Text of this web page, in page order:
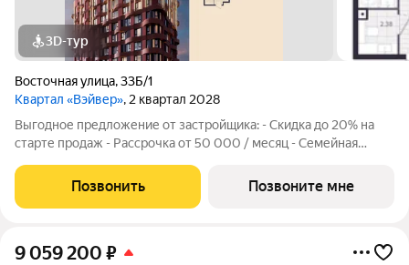
3D-тур
Восточная улица,33Б/1
Квартал «Вэйвер», 2 квартал 2028
Выгодное предложение от застройщика: - Скидка до 20% на
старте продаж - Рассрочка от 50 000 / месяц - Семейная
1-комнатной квартиры в Жилом квартале Вэйвер от
Девелоперской компании Люди,
Позвонить Позвоните мне
9 059 200 ₽